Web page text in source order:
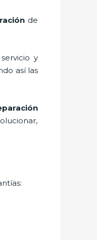
de
y
así las